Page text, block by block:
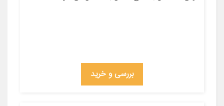
بررسی و خرید